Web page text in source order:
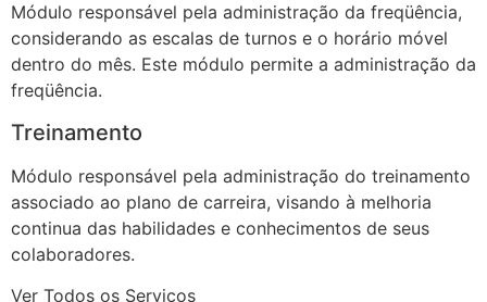
Módulo responsável pela administração da freqüência,
considerando as escalas de turnos e o horário móvel
dentro do mês. Este módulo permite a administração da
freqüência.
Treinamento
Módulo responsável pela administração do treinamento
associado ao plano de carreira, visando à melhoria
continua das habilidades e conhecimentos de seus
colaboradores.
Ver Todos os Serviços